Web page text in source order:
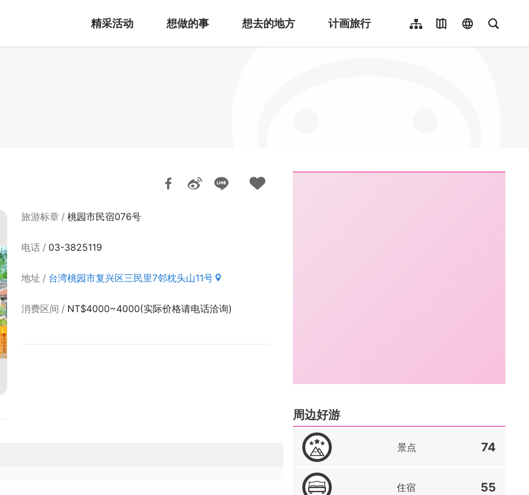
精采活动 想做的事 想去的地方 计画旅行
网站导览地图导览language全文检
旅游标章 桃园市民宿076号
电话 03-3825119
地址 台湾桃园市复兴区三民里7邻枕头山11号
消费区间 NT$4000~4000(实际价格请电话洽询)
:::
周边好游
景点 74
住宿 55